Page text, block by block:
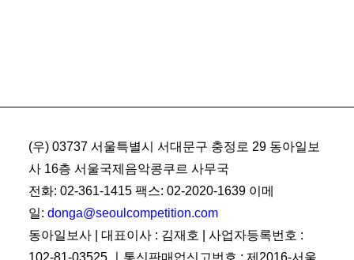
(우) 03737 서울특별시 서대문구 충정로 29 동아일보
사 16층 서울국제음악콩쿠르 사무국
전화: 02-361-1415 팩스: 02-2020-1639 이메
일: donga@seoulcompetition.com
동아일보사 | 대표이사 : 김재호 | 사업자등록번호 :
102-81-03525 ㅣ통신판매업신고번호 : 제2016-서울